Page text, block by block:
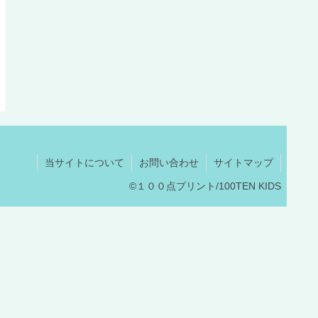
当サイトについて お問い合わせ サイトマップ
©１００点プリント/100TEN KIDS